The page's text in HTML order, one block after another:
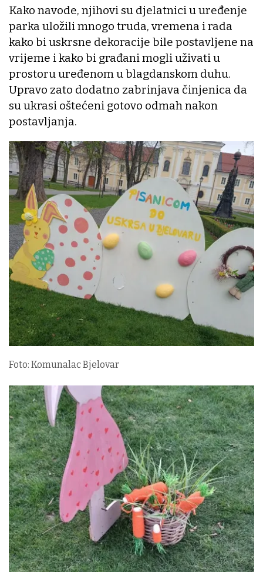
Kako navode, njihovi su djelatnici u uređenje
parka uložili mnogo truda, vremena i rada
kako bi uskrsne dekoracije bile postavljene na
vrijeme i kako bi građani mogli uživati u
prostoru uređenom u blagdanskom duhu.
Upravo zato dodatno zabrinjava činjenica da
su ukrasi oštećeni gotovo odmah nakon
postavljanja.
Foto: Komunalac Bjelovar